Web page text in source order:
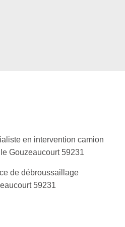
en intervention camion
Gouzeaucourt 59231
de débroussaillage
59231